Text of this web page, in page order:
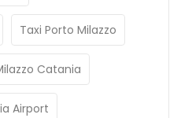
Taxi Porto Milazzo
Catania
Airport